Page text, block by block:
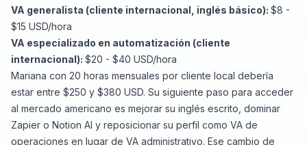
VA generalista (cliente internacional, inglés básico): $8 -
$15 USD/hora
VA especializado en automatización (cliente
internacional): $20 - $40 USD/hora
Mariana con 20 horas mensuales por cliente local debería
estar entre $250 y $380 USD. Su siguiente paso para acceder
al mercado americano es mejorar su inglés escrito, dominar
Zapier o Notion AI y reposicionar su perfil como VA de
operaciones en lugar de VA administrativo. Ese cambio de